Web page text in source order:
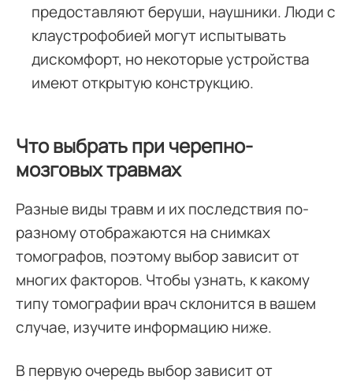
предоставляют беруши, наушники. Люди с
клаустрофобией могут испытывать
дискомфорт, но некоторые устройства
имеют открытую конструкцию.
Что выбрать при черепно-
мозговых травмах
Разные виды травм и их последствия по-
разному отображаются на снимках
томографов, поэтому выбор зависит от
многих факторов. Чтобы узнать, к какому
типу томографии врач склонится в вашем
случае, изучите информацию ниже.
В первую очередь выбор зависит от